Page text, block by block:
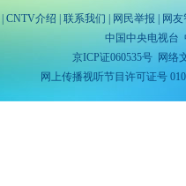
CNTV介绍 联系我们 网民举报
网
中国中央电视台
京ICP证060535号网络
网上传播视听节目许可证号